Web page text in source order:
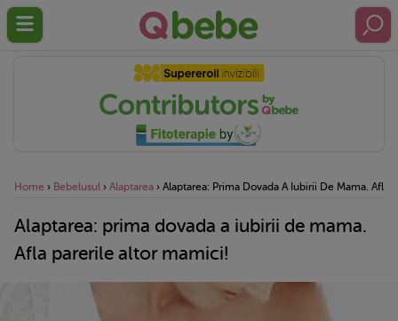
Home › Bebelusul › Alaptarea › Alaptarea: Prima Dovada A Iubirii De Mama. Afla
Alaptarea: prima dovada a iubirii de mama.
Afla parerile altor mamici!